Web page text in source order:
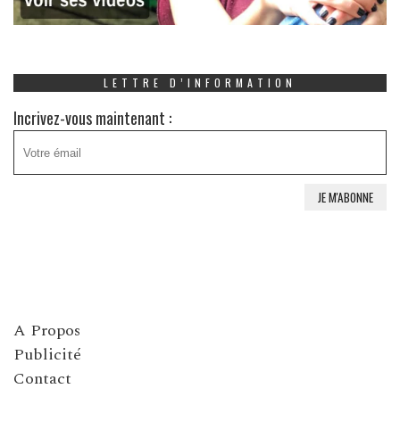
LETTRE D’INFORMATION
Incrivez-vous maintenant :
A Propos
Publicité
Contact